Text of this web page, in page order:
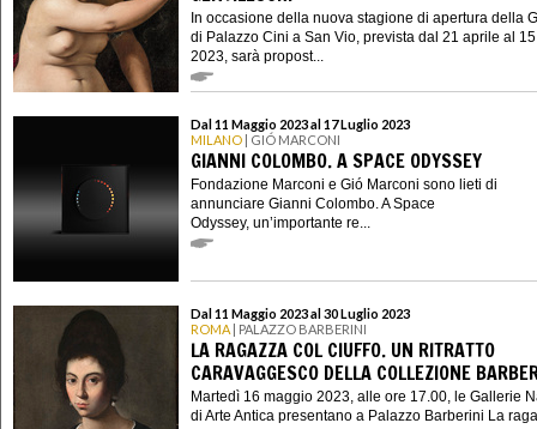
In occasione della nuova stagione di apertura della
di Palazzo Cini a San Vio, prevista dal 21 aprile al
2023, sarà propost...
Dal 11 Maggio 2023 al 17 Luglio 2023
MILANO | GIÓ MARCONI
GIANNI COLOMBO. A SPACE ODYSSEY
Fondazione Marconi e Gió Marconi sono lieti di
annunciare Gianni Colombo. A Space
Odyssey, un’importante re...
Dal 11 Maggio 2023 al 30 Luglio 2023
ROMA | PALAZZO BARBERINI
LA RAGAZZA COL CIUFFO. UN RITRATTO
CARAVAGGESCO DELLA COLLEZIONE
Martedì 16 maggio 2023, alle ore 17.00, le Gallerie
di Arte Antica presentano a Palazzo Barberini La